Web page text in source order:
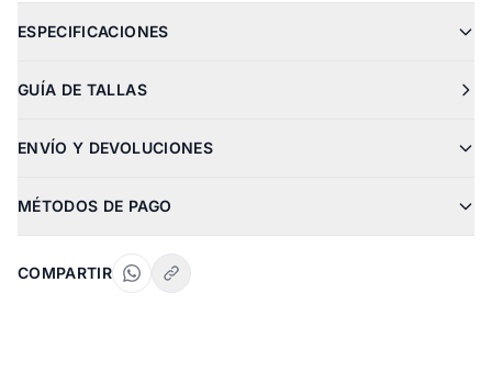
ESPECIFICACIONES
GUÍA DE TALLAS
ENVÍO Y DEVOLUCIONES
MÉTODOS DE PAGO
COMPARTIR